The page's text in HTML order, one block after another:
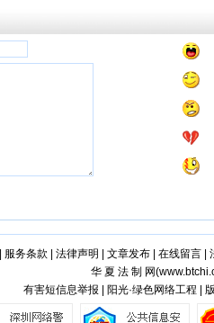
服务条款 法律声明 文章发布| 在线留言|
华 夏 法 制 网(
有害短信息举报 | 阳光·绿色网络工程 |